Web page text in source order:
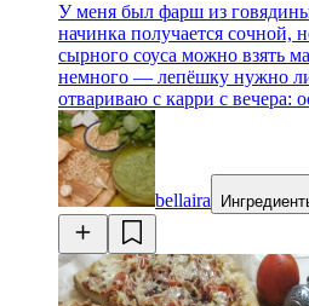
У меня был фарш из
начинка получается сочной,
сырного соуса можно взять
немного — лепёшку нужно
отвариваю с карри с вечера:
bellaira